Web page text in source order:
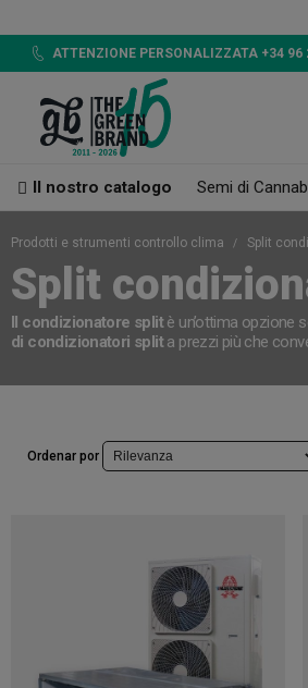
ATTENZIONE PERSONALIZZATA +34 96
Il nostro catalogo Semi di
Prodotti e strumenti controllo clima Split
Split
Il condizionatore splitè un’ottima opzione
di condizionatori splita prezzi più che
Ordenar por